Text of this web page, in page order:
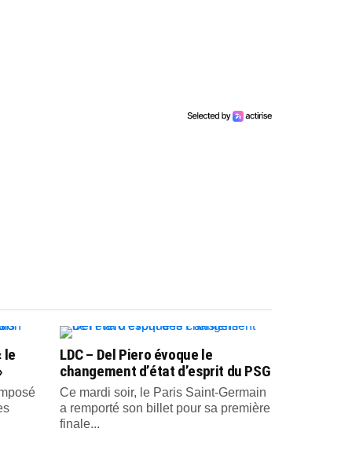
le
LDC – Del Piero évoque le
changement d’état d’esprit du PSG
Ce mardi soir, le Paris Saint-Germain
a remporté son billet pour sa première
finale...